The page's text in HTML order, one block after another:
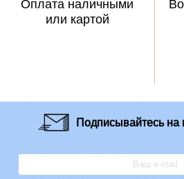
Оплата наличными
или картой
Подписывайтесьна